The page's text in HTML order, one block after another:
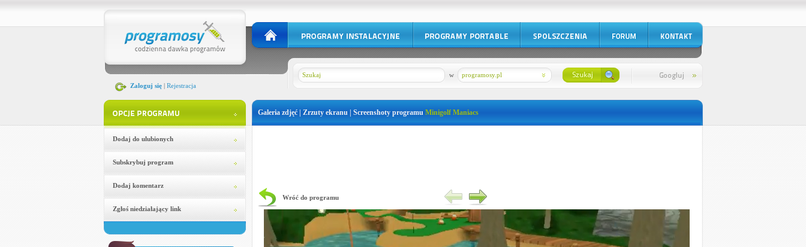
Zaloguj się| Rejestracja
programosy.pl
w
Dodaj do ulubionych
Subskrybuj program
Dodaj komentarz
Zgłoś niedziałający link
Galeria zdjęć | Zrzuty ekranu | Screenshoty programu Minigolf Maniacs
Wróć do programu